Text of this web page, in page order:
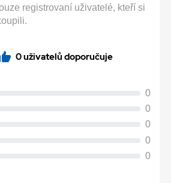
registrovaní uživatelé, kteří si
0 uživatelů doporučuje
0
0
0
0
0